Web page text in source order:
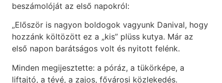
beszámolóját az első napokról:
„Először is nagyon boldogok vagyunk Danival, hogy
hozzánk költözött ez a „kis” plüss kutya. Már az
első napon barátságos volt és nyitott felénk.
Minden megijesztette: a póráz, a tükörképe, a
liftajtó, a tévé, a zajos, fővárosi közlekedés.